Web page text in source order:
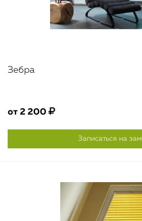
Зебра
от 2 200
Записаться на